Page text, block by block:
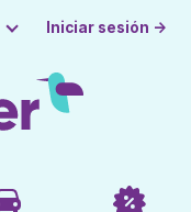
Iniciar sesión →